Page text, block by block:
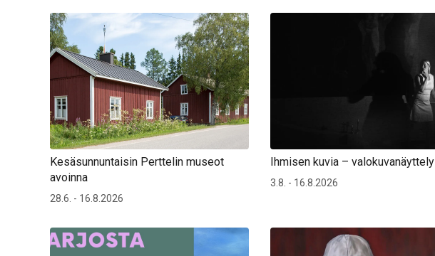
Kesäsunnuntaisin Perttelin museot
avoinna
28.6. - 16.8.2026
Ihmisen kuvia – valokuvanäyttely
3.8. - 16.8.2026